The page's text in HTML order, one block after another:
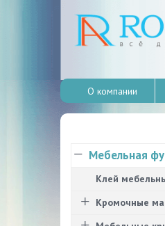
О компании
Мебельная
Клей
Кромочные